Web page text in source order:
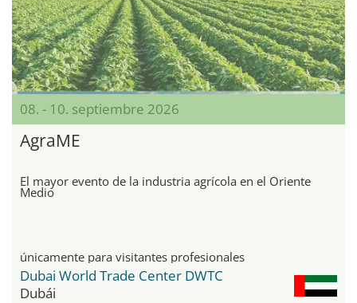
08. - 10. septiembre 2026
AgraME
El mayor evento de la industria agrícola en el Oriente
Medio
únicamente para visitantes profesionales
Dubai World Trade Center DWTC
Dubái